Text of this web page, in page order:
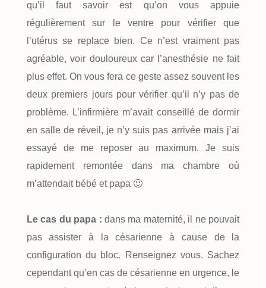
qu’il faut savoir est qu’on vous appuie
régulièrement sur le ventre pour vérifier que
l’utérus se replace bien. Ce n’est vraiment pas
agréable, voir douloureux car l’anesthésie ne fait
plus effet. On vous fera ce geste assez souvent les
deux premiers jours pour vérifier qu’il n’y pas de
problème. L’infirmière m’avait conseillé de dormir
en salle de réveil, je n’y suis pas arrivée mais j’ai
essayé de me reposer au maximum. Je suis
rapidement remontée dans ma chambre où
m’attendait bébé et papa 🙂
Le cas du papa : dans ma maternité, il ne pouvait
pas assister à la césarienne à cause de la
configuration du bloc. Renseignez vous. Sachez
cependant qu’en cas de césarienne en urgence, le